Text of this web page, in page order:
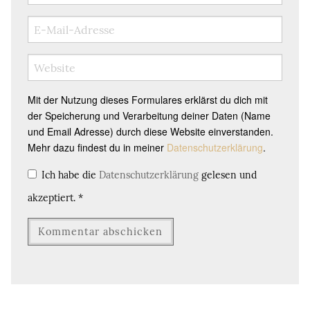
Mit der Nutzung dieses Formulares erklärst du dich mit
der Speicherung und Verarbeitung deiner Daten (Name
und Email Adresse) durch diese Website einverstanden.
Mehr dazu findest du in meiner Datenschutzerklärung.
Ich habe die Datenschutzerklärung gelesen und
akzeptiert. *